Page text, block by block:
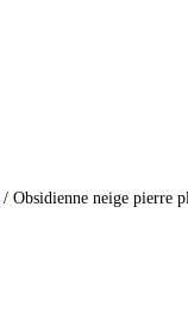
/ Obsidienne neige pierre